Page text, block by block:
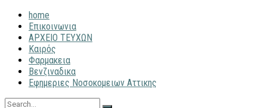
home
Επικοινωνια
ΑΡΧΕΙΟ ΤΕΥΧΩΝ
Καιρός
Φαρμακεια
Βενζιναδικα
Εφημεριες Νοσοκομειων Αττικης